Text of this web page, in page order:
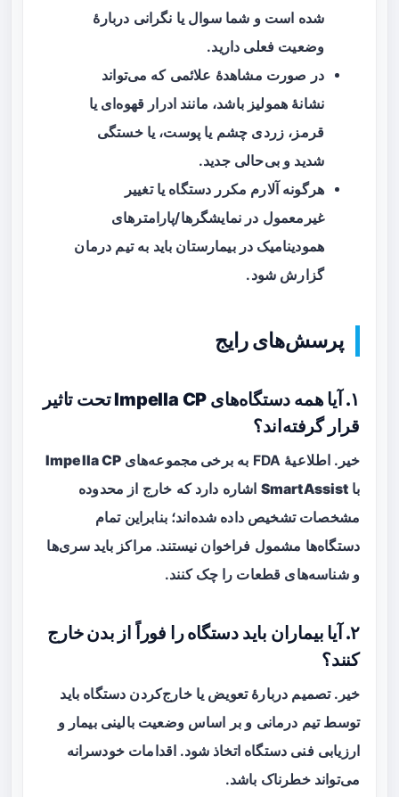
شده است و شما سوال یا نگرانی دربارهٔ
وضعیت فعلی دارید.
در صورت مشاهدهٔ علائمی که می‌تواند
نشانهٔ همولیز باشد، مانند ادرار قهوه‌ای یا
قرمز، زردی چشم یا پوست، یا خستگی
شدید و بی‌حالی جدید.
هرگونه آلارم مکرر دستگاه یا تغییر
غیرمعمول در نمایشگرها/پارامترهای
همودینامیک در بیمارستان باید به تیم درمان
گزارش شود.
پرسش‌های رایج
۱. آیا همه دستگاه‌های Impella CP تحت تاثیر
قرار گرفته‌اند؟
خیر. اطلاعیهٔ FDA به
برخی مجموعه‌های Impella CP
با SmartAssist
اشاره دارد که خارج از محدوده
مشخصات تشخیص داده شده‌اند؛ بنابراین تمام
دستگاه‌ها مشمول فراخوان نیستند. مراکز باید سری‌ها
و شناسه‌های قطعات را چک کنند.
۲. آیا بیماران باید دستگاه را فوراً از بدن خارج
کنند؟
خیر. تصمیم دربارهٔ تعویض یا خارج‌کردن دستگاه باید
توسط تیم درمانی و بر اساس وضعیت بالینی بیمار و
ارزیابی فنی دستگاه اتخاذ شود. اقدامات خودسرانه
می‌تواند خطرناک باشد.